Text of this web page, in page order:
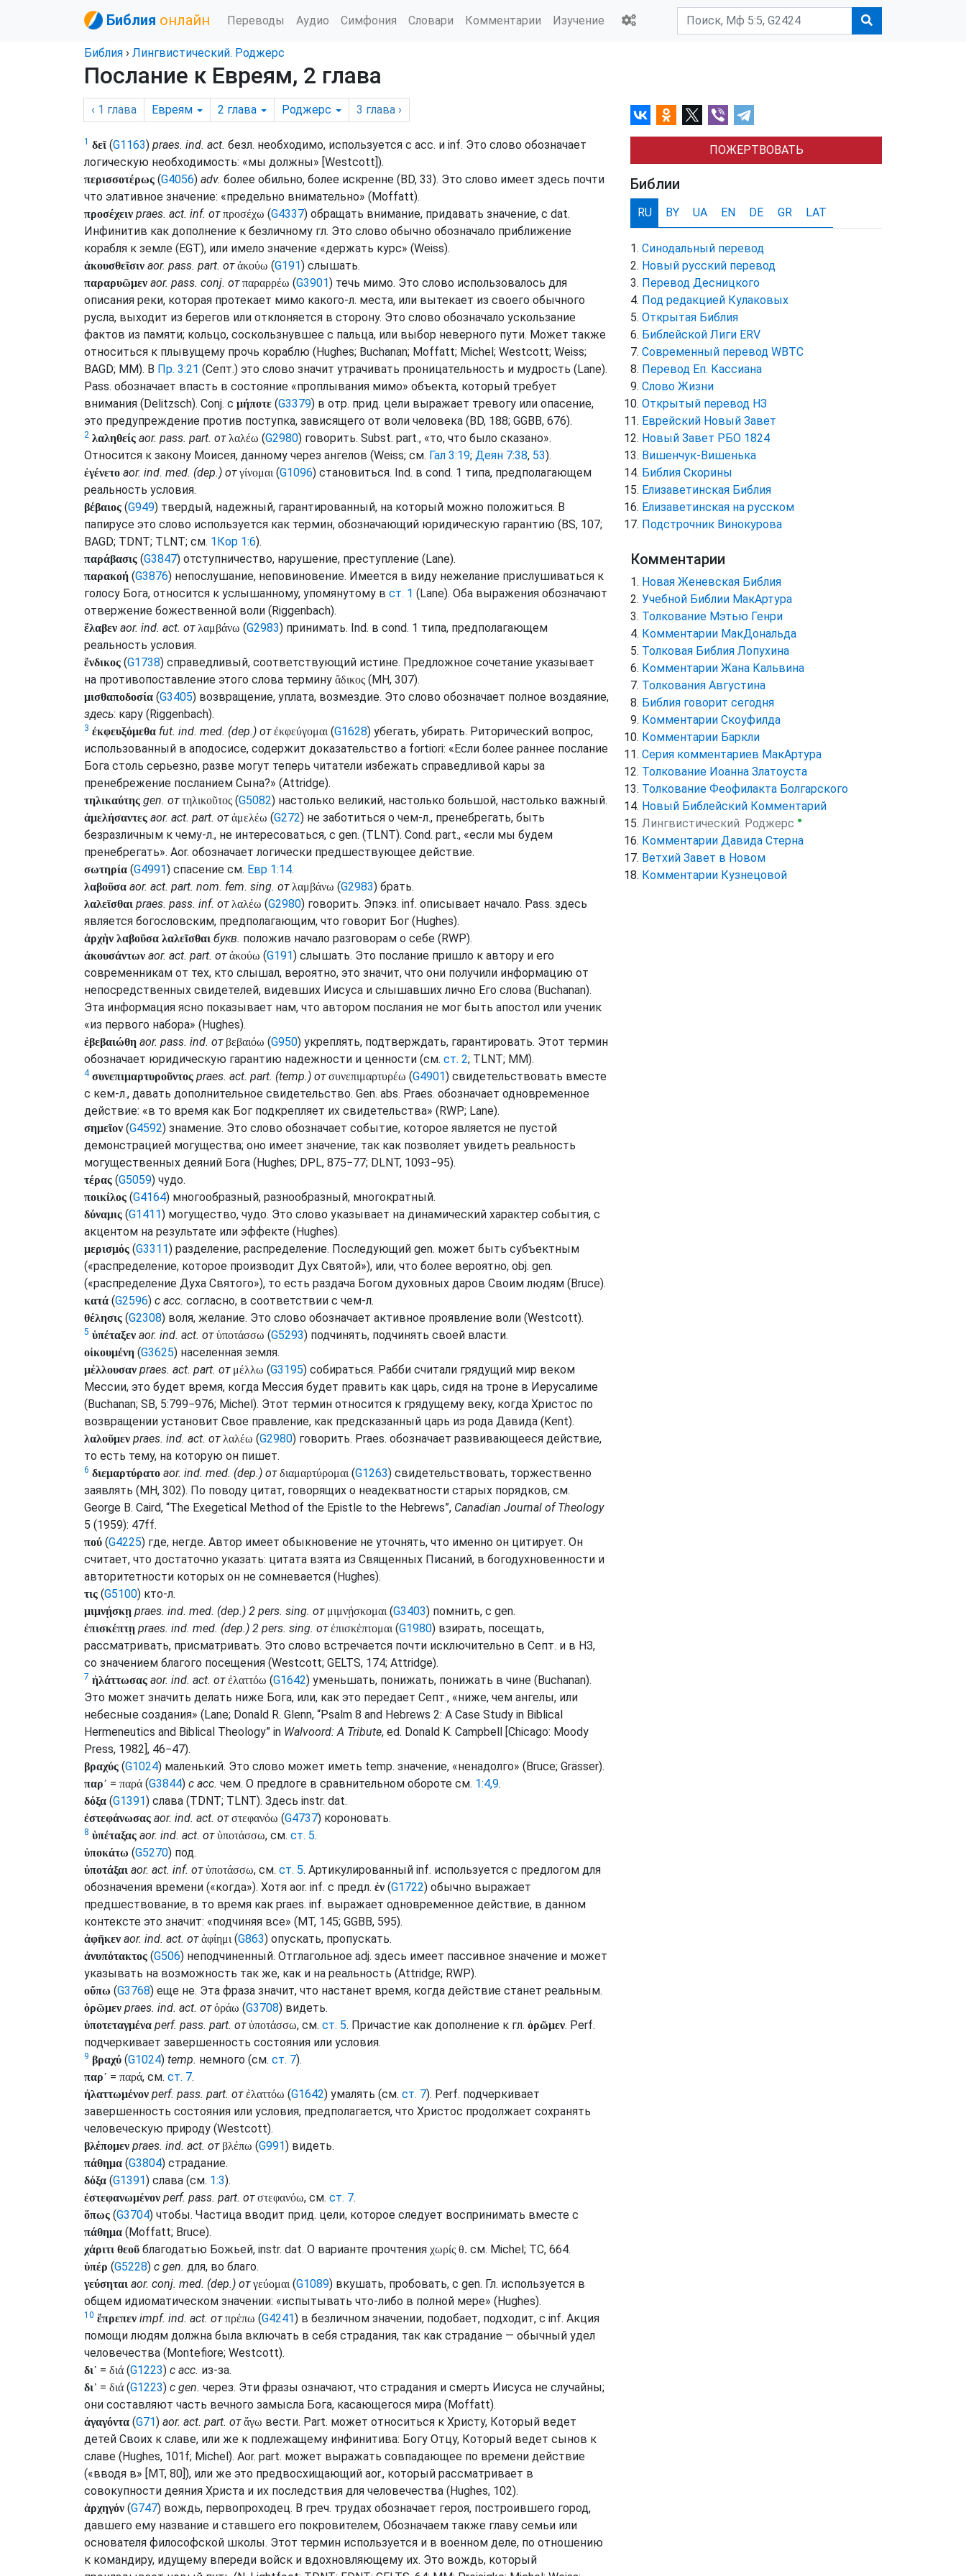
Библия онлайн Переводы Аудио Симфония Словари Комментарии Изучение
Библия › Лингвистический. Роджерс
Послание к Евреям, 2 глава
‹ 1 глава Евреям 2 глава Роджерс 3 глава ›
1 δεῖ (G1163) praes. ind. act. безл. необходимо, используется с acc. и inf. Это слово обозначает
логическую необходимость: «мы должны» [Westcott]).
περισσοτέρως (G4056) adv. более обильно, более искренне (BD, 33). Это слово имеет здесь почти
что элативное значение: «предельно внимательно» (Moffatt).
προσέχειν praes. act. inf. от προσέχω (G4337) обращать внимание, придавать значение, с dat.
Инфинитив как дополнение к безличному гл. Это слово обычно обозначало приближение
корабля к земле (EGT), или имело значение «держать курс» (Weiss).
ἀκουσθεῖσιν aor. pass. part. от ἀκούω (G191) слышать.
παραρυῶμεν aor. pass. conj. от παραρρέω (G3901) течь мимо. Это слово использовалось для
описания реки, которая протекает мимо какого-л. места, или вытекает из своего обычного
русла, выходит из берегов или отклоняется в сторону. Это слово обозначало ускользание
фактов из памяти; кольцо, соскользнувшее с пальца, или выбор неверного пути. Может также
относиться к плывущему прочь кораблю (Hughes; Buchanan; Moffatt; Michel; Westcott; Weiss;
BAGD; MM). В Пр. 3:21 (Септ.) это слово значит утрачивать проницательность и мудрость (Lane).
Pass. обозначает впасть в состояние «проплывания мимо» объекта, который требует
внимания (Delitzsch). Conj. с μήποτε (G3379) в отр. прид. цели выражает тревогу или опасение,
это предупреждение против поступка, зависящего от воли человека (BD, 188; GGBB, 676).
2 λαληθείς aor. pass. part. от λαλέω (G2980) говорить. Subst. part., «то, что было сказано».
Относится к закону Моисея, данному через ангелов (Weiss; см. Гал 3:19; Деян 7:38, 53).
ἐγένετο aor. ind. med. (dep.) от γίνομαι(G1096) становиться. Ind. в cond. 1 типа, предполагающем
реальность условия.
βέβαιος (G949) твердый, надежный, гарантированный, на который можно положиться. В
папирусе это слово используется как термин, обозначающий юридическую гарантию (BS, 107;
BAGD; TDNT; TLNT; см. 1Кор 1:6).
παράβασις (G3847) отступничество, нарушение, преступление (Lane).
παρακοή (G3876) непослушание, неповиновение. Имеется в виду нежелание прислушиваться к
голосу Бога, относится к услышанному, упомянутому в ст. 1 (Lane). Оба выражения обозначают
отвержение божественной воли (Riggenbach).
ἔλαβεν aor. ind. act. от λαμβάνω (G2983) принимать. Ind. в cond. 1 типа, предполагающем
реальность условия.
ἔνδικος (G1738) справедливый, соответствующий истине. Предложное сочетание указывает
на противопоставление этого слова термину ἄδικος (MH, 307).
μισθαποδοσία (G3405) возвращение, уплата, возмездие. Это слово обозначает полное воздаяние,
здесь: кару (Riggenbach).
3 ἐκφευξόμεθα fut. ind. med. (dep.) от ἐκφεύγομαι(G1628) убегать, убирать. Риторический вопрос,
использованный в аподосисе, содержит доказательство a fortiori: «Если более раннее послание
Бога столь серьезно, разве могут теперь читатели избежать справедливой кары за
пренебрежение посланием Сына?» (Attridge).
τηλικαύτης gen. от τηλικοῦτος (G5082) настолько великий, настолько большой, настолько важный.
ἀμελήσαντες aor. act. part. от ἀμελέω (G272) не заботиться о чем-л., пренебрегать, быть
безразличным к чему-л., не интересоваться, с gen. (TLNT). Cond. part., «если мы будем
пренебрегать». Aor. обозначает логически предшествующее действие.
σωτηρία (G4991) спасение см. Евр 1:14.
λαβοῦσα aor. act. part. nom. fem. sing. от λαμβάνω (G2983) брать.
λαλεῖσθαι praes. pass. inf. от λαλέω (G2980) говорить. Эпэкз. inf. описывает начало. Pass. здесь
является богословским, предполагающим, что говорит Бог (Hughes).
ἀρχὴν λαβοῦσα λαλεῖσθαι букв. положив начало разговорам о себе (RWP).
ἀκουσάντων aor. act. part. от ἀκούω (G191) слышать. Это послание пришло к автору и его
современникам от тех, кто слышал, вероятно, это значит, что они получили информацию от
непосредственных свидетелей, видевших Иисуса и слышавших лично Его слова (Buchanan).
Эта информация ясно показывает нам, что автором послания не мог быть апостол или ученик
«из первого набора» (Hughes).
ἐβεβαιώθη aor. pass. ind. от βεβαιόω (G950) укреплять, подтверждать, гарантировать. Этот термин
обозначает юридическую гарантию надежности и ценности (см. ст. 2; TLNT; MM).
4 συνεπιμαρτυροῦντος praes. act. part. (temp.) от συνεπιμαρτυρέω (G4901) свидетельствовать вместе
с кем-л., давать дополнительное свидетельство. Gen. abs. Praes. обозначает одновременное
действие: «в то время как Бог подкрепляет их свидетельства» (RWP; Lane).
σημεῖον (G4592) знамение. Это слово обозначает событие, которое является не пустой
демонстрацией могущества; оно имеет значение, так как позволяет увидеть реальность
могущественных деяний Бога (Hughes; DPL, 875−77; DLNT, 1093−95).
τέρας (G5059) чудо.
ποικίλος (G4164) многообразный, разнообразный, многократный.
δύναμις (G1411) могущество, чудо. Это слово указывает на динамический характер события, с
акцентом на результате или эффекте (Hughes).
μερισμός (G3311) разделение, распределение. Последующий gen. может быть субъектным
(«распределение, которое производит Дух Святой»), или, что более вероятно, obj. gen.
(«распределение Духа Святого»), то есть раздача Богом духовных даров Своим людям (Bruce).
κατά (G2596) с acc. согласно, в соответствии с чем-л.
θέλησις (G2308) воля, желание. Это слово обозначает активное проявление воли (Westcott).
5 ὑπέταξεν aor. ind. act. от ὑποτάσσω (G5293) подчинять, подчинять своей власти.
οἰκουμένη (G3625) населенная земля.
μέλλουσαν praes. act. part. от μέλλω (G3195) собираться. Рабби считали грядущий мир веком
Мессии, это будет время, когда Мессия будет править как царь, сидя на троне в Иерусалиме
(Buchanan; SB, 5:799−976; Michel). Этот термин относится к грядущему веку, когда Христос по
возвращении установит Свое правление, как предсказанный царь из рода Давида (Kent).
λαλοῦμεν praes. ind. act. от λαλέω (G2980) говорить. Praes. обозначает развивающееся действие,
то есть тему, на которую он пишет.
6 διεμαρτύρατο aor. ind. med. (dep.) от διαμαρτύρομαι(G1263) свидетельствовать, торжественно
заявлять (MH, 302). По поводу цитат, говорящих о неадекватности старых порядков, см.
George B. Caird, “The Exegetical Method of the Epistle to the Hebrews”, Canadian Journal of Theology
5 (1959): 47ff.
πού (G4225) где, негде. Автор имеет обыкновение не уточнять, что именно он цитирует. Он
считает, что достаточно указать: цитата взята из Священных Писаний, в богодухновенности и
авторитетности которых он не сомневается (Hughes).
τις (G5100) кто-л.
μιμνῄσκῃ praes. ind. med. (dep.) 2 pers. sing. от μιμνῄσκομαι(G3403) помнить, с gen.
ἐπισκέπτῃ praes. ind. med. (dep.) 2 pers. sing. от ἐπισκέπτομαι(G1980) взирать, посещать,
рассматривать, присматривать. Это слово встречается почти исключительно в Септ. и в НЗ,
со значением благого посещения (Westcott; GELTS, 174; Attridge).
7 ἠλάττωσας aor. ind. act. от ἐλαττόω (G1642) уменьшать, понижать, понижать в чине (Buchanan).
Это может значить делать ниже Бога, или, как это передает Септ., «ниже, чем ангелы, или
небесные создания» (Lane; Donald R. Glenn, “Psalm 8 and Hebrews 2: A Case Study in Biblical
Hermeneutics and Biblical Theology” in Walvoord: A Tribute, ed. Donald K. Campbell [Chicago: Moody
Press, 1982], 46−47).
βραχύς (G1024) маленький. Это слово может иметь temp. значение, «ненадолго» (Bruce; Grässer).
παρ᾽ = παρά (G3844) с acc. чем. О предлоге в сравнительном обороте см. 1:4,9.
δόξα (G1391) слава (TDNT; TLNT). Здесь instr. dat.
ἐστεφάνωσας aor. ind. act. от στεφανόω (G4737) короновать.
8 ὑπέταξας aor. ind. act. от ὑποτάσσω, см. ст. 5.
ὑποκάτω (G5270) под.
ὑποτάξαι aor. act. inf. от ὑποτάσσω, см. ст. 5. Артикулированный inf. используется с предлогом для
обозначения времени («когда»). Хотя aor. inf. с предл. ἐν (G1722) обычно выражает
предшествование, в то время как praes. inf. выражает одновременное действие, в данном
контексте это значит: «подчиняя все» (MT, 145; GGBB, 595).
ἀφῆκεν aor. ind. act. от ἀφίημι(G863) опускать, пропускать.
ἀνυπότακτος (G506) неподчиненный. Отглагольное adj. здесь имеет пассивное значение и может
указывать на возможность так же, как и на реальность (Attridge; RWP).
οὔπω (G3768) еще не. Эта фраза значит, что настанет время, когда действие станет реальным.
ὁρῶμεν praes. ind. act. от ὁράω (G3708) видеть.
ὑποτεταγμένα perf. pass. part. от ὑποτάσσω, см. ст. 5. Причастие как дополнение к гл. ὁρῶμεν. Perf.
подчеркивает завершенность состояния или условия.
9 βραχύ (G1024) temp. немного (см. ст. 7).
παρ᾽ = παρά, см. ст. 7.
ἠλαττωμένον perf. pass. part. от ἐλαττόω (G1642) умалять (см. ст. 7). Perf. подчеркивает
завершенность состояния или условия, предполагается, что Христос продолжает сохранять
человеческую природу (Westcott).
βλέπομεν praes. ind. act. от βλέπω (G991) видеть.
πάθημα (G3804) страдание.
δόξα (G1391) слава (см. 1:3).
ἐστεφανωμένον perf. pass. part. от στεφανόω, см. ст. 7.
ὅπως (G3704) чтобы. Частица вводит прид. цели, которое следует воспринимать вместе с
πάθημα (Moffatt; Bruce).
χάριτι θεοῦ благодатью Божьей, instr. dat. О варианте прочтения χωρίς θ. см. Michel; TC, 664.
ὑπέρ (G5228) с gen. для, во благо.
γεύσηται aor. conj. med. (dep.) от γεύομαι(G1089) вкушать, пробовать, с gen. Гл. используется в
общем идиоматическом значении: «испытывать что-либо в полной мере» (Hughes).
10 ἔπρεπεν impf. ind. act. от πρέπω (G4241) в безличном значении, подобает, подходит, с inf. Акция
помощи людям должна была включать в себя страдания, так как страдание — обычный удел
человечества (Montefiore; Westcott).
δι᾽ = διά (G1223) с acc. из-за.
δι᾽ = διά (G1223) с gen. через. Эти фразы означают, что страдания и смерть Иисуса не случайны;
они составляют часть вечного замысла Бога, касающегося мира (Moffatt).
ἀγαγόντα (G71) aor. act. part. от ἄγω вести. Part. может относиться к Христу, Который ведет
детей Своих к славе, или же к подлежащему инфинитива: Богу Отцу, Который ведет сынов к
славе (Hughes, 101f; Michel). Aor. part. может выражать совпадающее по времени действие
(«вводя в» [MT, 80]), или же это предвосхищающий aor., который рассматривает в
совокупности деяния Христа и их последствия для человечества (Hughes, 102).
ἀρχηγόν (G747) вождь, первопроходец. В греч. трудах обозначает героя, построившего город,
давшего ему название и ставшего его покровителем, Обозначаем также главу семьи или
основателя философской школы. Этот термин используется и в военном деле, по отношению
к командиру, идущему впереди войск и вдохновляющему их. Это вождь, который
ПОЖЕРТВОВАТЬ
Библии
RU BY UA EN DE GR LAT
Синодальный перевод
Новый русский перевод
Перевод Десницкого
Под редакцией Кулаковых
Открытая Библия
Библейской Лиги ERV
Cовременный перевод WBTC
Перевод Еп. Кассиана
Слово Жизни
Открытый перевод НЗ
Еврейский Новый Завет
Новый Завет РБО 1824
Вишенчук-Вишенька
Библия Скорины
Елизаветинская Библия
Елизаветинская на русском
Подстрочник Винокурова
Комментарии
Новая Женевская Библия
Учебной Библии МакАртура
Толкование Мэтью Генри
Комментарии МакДональда
Толковая Библия Лопухина
Комментарии Жана Кальвина
Толкования Августина
Библия говорит сегодня
Комментарии Скоуфилда
Комментарии Баркли
Серия комментариев МакАртура
Толкование Иоанна Златоуста
Толкование Феофилакта Болгарского
Новый Библейский Комментарий
Лингвистический. Роджерс ●
Комментарии Давида Стерна
Ветхий Завет в Новом
Комментарии Кузнецовой